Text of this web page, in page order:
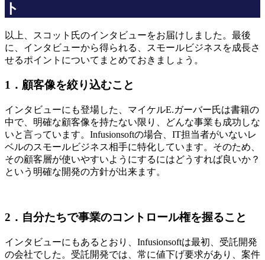
ト
以上、スコット氏のインタビューをお届けしました。最後
に、インタビューから得られる、スモールビジネスを成長さ
せるポイントについてまとめておきましょう。
1．顧客像を絞り込むこと
インタビューにも登場した、マイケルE.ガーバー氏は書籍の
中で、明確な顧客像を持たない限り、どんな事業も成功しな
いと言っています。Infusionsoftの場合、IT担当者がいないレ
ベルのスモールビジネス相手に特化しています。そのため、
その顧客層が使いやすいようにするにはどうすれば良いか？
という明確な開発の方針が出来ます。
2．自分たちで事業のコントロール権を握ること
インタビューにもあるとおり、Infusionsoftは最初、受託開発
の会社でした。受託開発では、常に値下げ要求があり、案件